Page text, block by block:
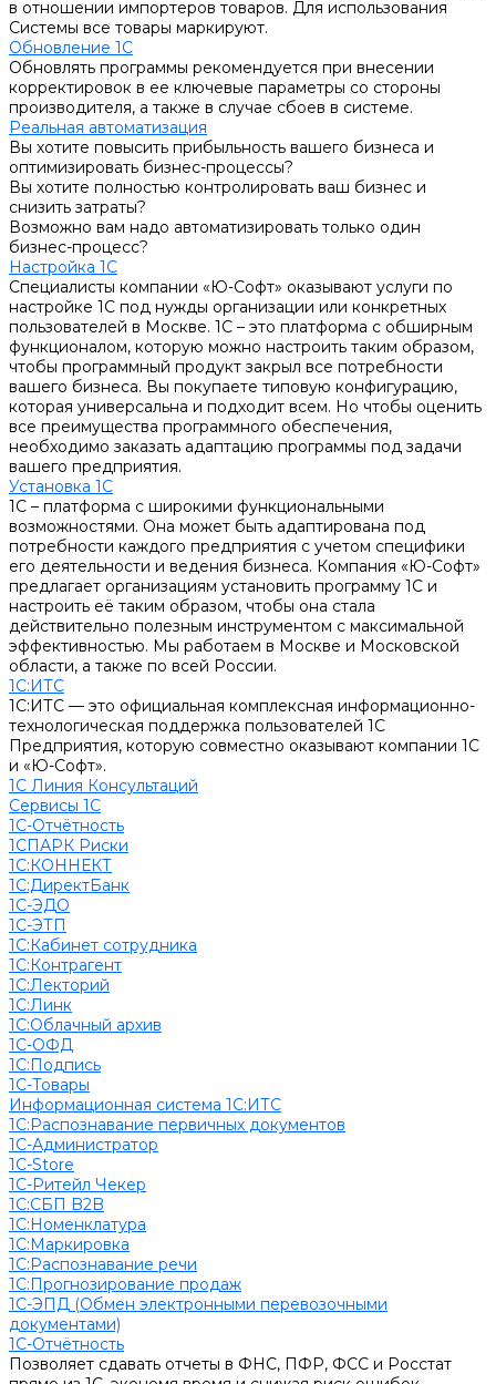
в отношении импортеров товаров. Для использования
Системы все товары маркируют.
Обновление 1С
Обновлять программы рекомендуется при внесении
корректировок в ее ключевые параметры со стороны
производителя, а также в случае сбоев в системе.
Реальная автоматизация
Вы хотите повысить прибыльность вашего бизнеса и
оптимизировать бизнес-процессы?
Вы хотите полностью контролировать ваш бизнес и
снизить затраты?
Возможно вам надо автоматизировать только один
бизнес-процесс?
Настройка 1С
Специалисты компании «Ю-Софт» оказывают услуги по
настройке 1С под нужды организации или конкретных
пользователей в Москве. 1С – это платформа с обширным
функционалом, которую можно настроить таким образом,
чтобы программный продукт закрыл все потребности
вашего бизнеса. Вы покупаете типовую конфигурацию,
которая универсальна и подходит всем. Но чтобы оценить
все преимущества программного обеспечения,
необходимо заказать адаптацию программы под задачи
вашего предприятия.
Установка 1С
1С – платформа с широкими функциональными
возможностями. Она может быть адаптирована под
потребности каждого предприятия с учетом специфики
его деятельности и ведения бизнеса. Компания «Ю-Софт»
предлагает организациям установить программу 1С и
настроить её таким образом, чтобы она стала
действительно полезным инструментом с максимальной
эффективностью. Мы работаем в Москве и Московской
области, а также по всей России.
1С:ИТС
1С:ИТС — это официальная комплексная информационно-
технологическая поддержка пользователей 1С
Предприятия, которую совместно оказывают компании 1С
и «Ю-Софт».
1С Линия Консультаций
Сервисы 1С
1С-Отчётность
1СПАРК Риски
1С:КОННЕКТ
1С:ДиректБанк
1С-ЭДО
1С-ЭТП
1С:Кабинет сотрудника
1С:Контрагент
1С:Лекторий
1С:Линк
1С:Облачный архив
1С-ОФД
1С:Подпись
1С-Товары
Информационная система 1С:ИТС
1С:Распознавание первичных документов
1С-Администратор
1С-Store
1С-Ритейл Чекер
1С:СБП B2B
1С:Номенклатура
1С:Маркировка
1С:Распознавание речи
1С:Прогнозирование продаж
1С-ЭПД (Обмен электронными перевозочными
документами)
1С-Отчётность
Позволяет сдавать отчеты в ФНС, ПФР, ФСС и Росстат